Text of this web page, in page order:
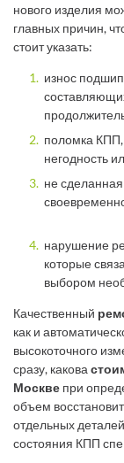
нового изделия
главных причин,
стоит указать:
износ
поломка КПП,
негодность
не сделанная
нарушение
которые
выбором
Качественный
как и
высокоточного
сразу, какова
Москве при
объем
отдельных
состояния КПП